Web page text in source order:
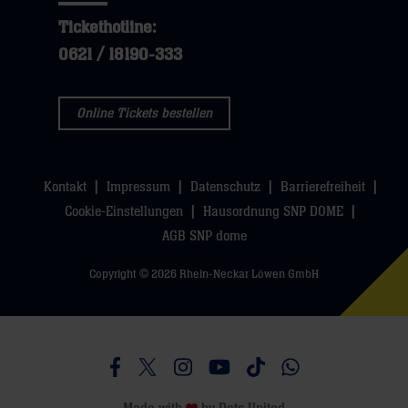
hier
dann
klicken
sie
Tickethotline:
0621 / 18190-333
Online Tickets bestellen
Kontakt Impressum Datenschutz
Barrierefreiheit
Cookie-Einstellungen
Hausordnung SNP DOME
AGB SNP dome
Copyright © 2026 Rhein-Neckar Löwen GmbH
Besucht uns auf Facebook
Besucht uns auf Twitter
Besucht uns auf Instagram
Besucht uns auf Youtube
Besucht uns auf
Besucht uns auf